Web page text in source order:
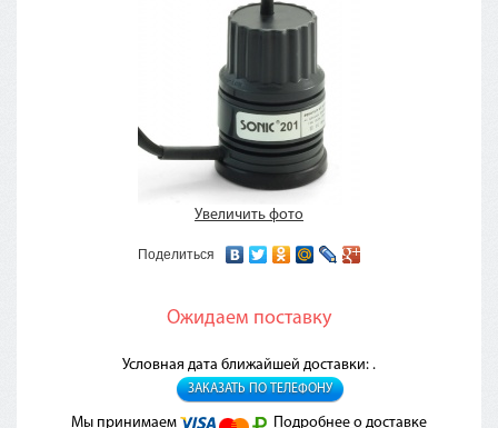
Увеличить фото
Поделиться
Ожидаем поставку
Условная дата ближайшей доставки: .
ЗАКАЗАТЬ ПО ТЕЛЕФОНУ
Мы принимаем Подробнее о доставке